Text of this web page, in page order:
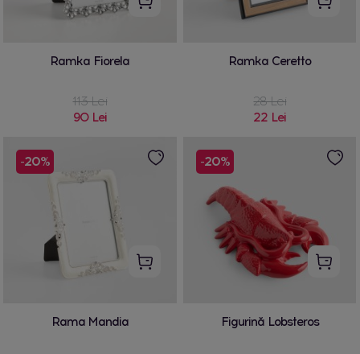
Ramka Fiorela
113 Lei
90 Lei
Ramka Ceretto
28 Lei
22 Lei
-20%
Rama Mandia
-20%
Figurină Lobsteros